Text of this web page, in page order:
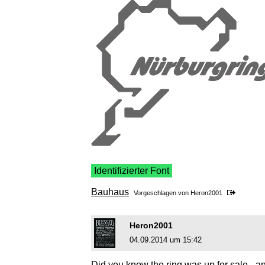
Identifizierter Font
Bauhaus Vorgeschlagen von Heron2001
Heron2001
04.09.2014 um 15:42